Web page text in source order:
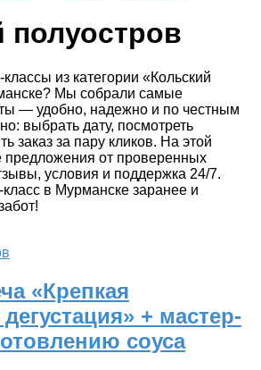
полуостров
из категории «Кольский
Мы собрали самые
— удобно, надежно и по честным
выбрать дату, посмотреть
заказ за пару кликов. На этой
от проверенных
условия и поддержка 24/7.
в Мурманске заранее и
«Крепкая
+ мастер-
соуса